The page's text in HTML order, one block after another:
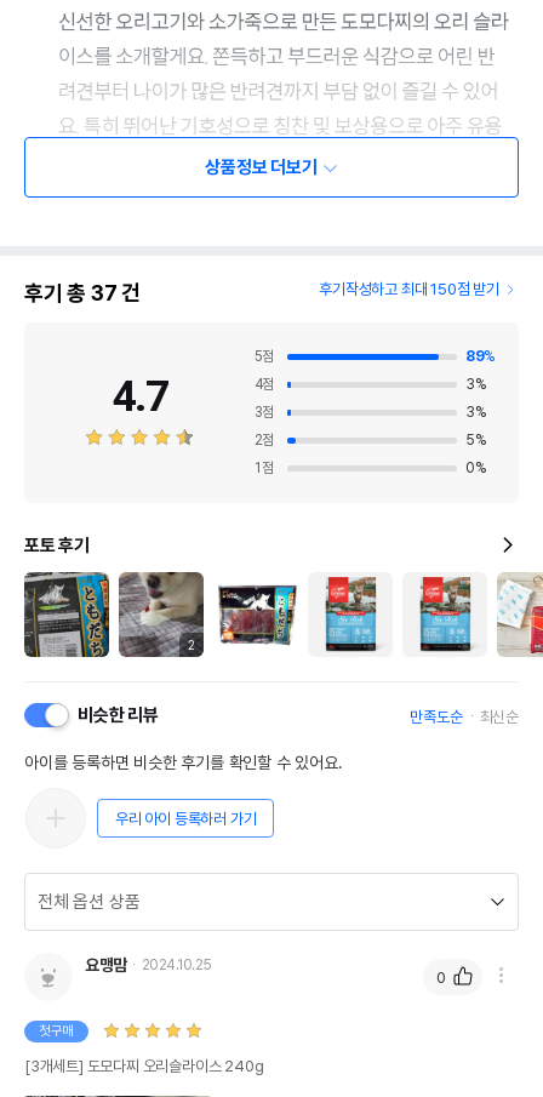
상품정보 더보기
후기 총 37건 후기작성하고 최대 150점 받기
4.7
5점 89%
4점 3%
3점 3%
2점 5%
1 점 0%
포토 후기
2
비슷한 리뷰 만족도순 최신순
아이를 등록하면 비슷한 후기를 확인할 수 있어요.
우리 아이 등록하러 가기
요맹맘 2024.10.25
첫구매
[3개세트] 도모다찌 오리슬라이스 240g
0